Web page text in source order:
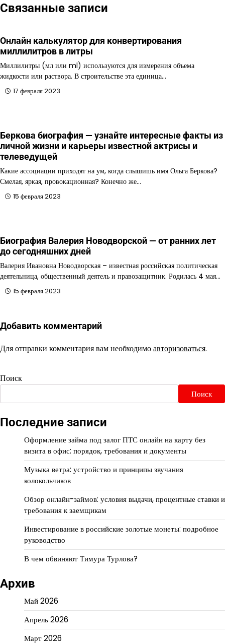
Связанные записи
Онлайн калькулятор для конвертирования
миллилитров в литры
Миллилитры (мл или ml) используются для измерения объема
жидкости или раствора. В строительстве эта единица…
17 февраля 2023
Беркова биография — узнайте интересные факты из
личной жизни и карьеры известной актрисы и
телеведущей
Какие ассоциации приходят на ум, когда слышишь имя Ольга Беркова?
Смелая, яркая, провокационная? Конечно же…
15 февраля 2023
Биография Валерия Новодворской — от ранних лет
до сегодняшних дней
Валерия Ивановна Новодворская – известная российская политическая
деятельница, общественный деятель и правозащитник. Родилась 4 мая…
15 февраля 2023
Добавить комментарий
Для отправки комментария вам необходимоавторизоваться.
Поиск
Поиск
Последние записи
Оформление займа под залог ПТС онлайн на карту без
визита в офис: порядок, требования и документы
Музыка ветра: устройство и принципы звучания
колокольчиков
Обзор онлайн-займов: условия выдачи, процентные ставки и
требования к заемщикам
Инвестирование в российские золотые монеты: подробное
руководство
В чем обвиняют Тимура Турлова?
Архив
Май 2026
Апрель 2026
Март 2026